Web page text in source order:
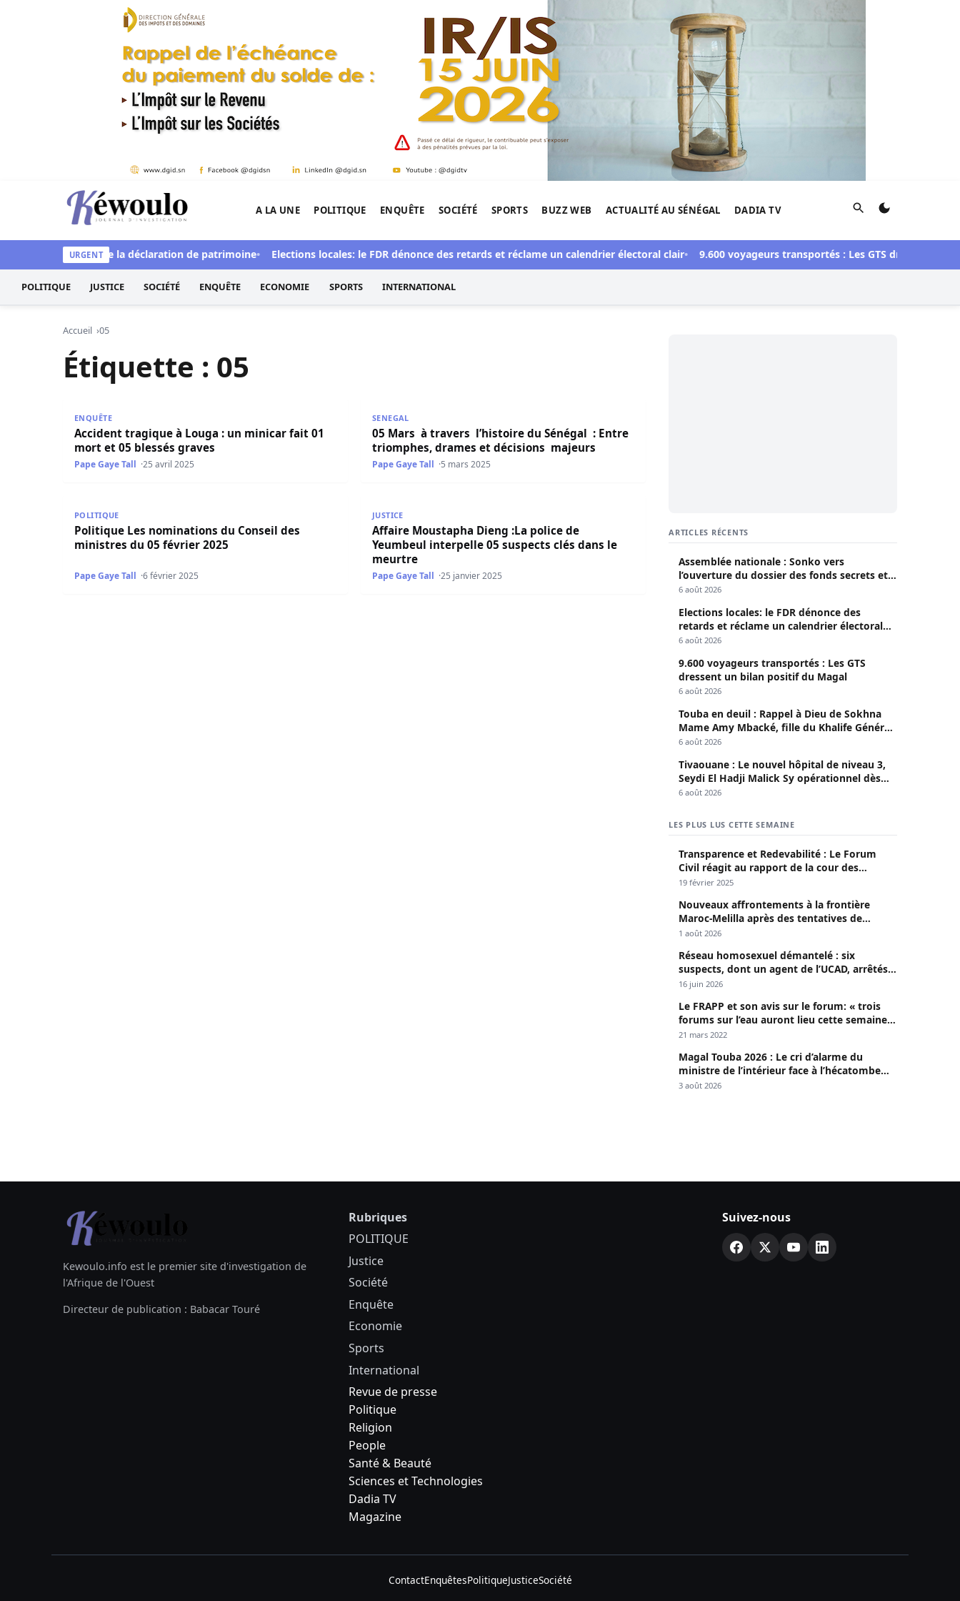
Aller au contenu
Kéwoulo, le premier site d'information et d'investigation de l'Afrique.
A LA UNE POLITIQUE ENQUÊTE SOCIÉTÉ SPORTS BUZZ WEB ACTUALITÉ AU SÉNÉGAL DADIA TV Rechercher
URGENT
secrets et de la déclaration de patrimoine Elections locales: le FDR dénonce des retards et réclame un calendrier électoral clair 9.600 voyageurs transportés : Les GTS dressent un
POLITIQUE JUSTICE SOCIÉTÉ ENQUÊTE ECONOMIE SPORTS INTERNATIONAL
Accueil 05
Étiquette : 05
ENQUÊTE
Accident tragique à Louga : un minicar fait 01
mort et 05 blessés graves
Pape Gaye Tall 25 avril 2025
SENEGAL
05 Mars à travers l’histoire du Sénégal : Entre
triomphes, drames et décisions majeurs
Pape Gaye Tall 5 mars 2025
POLITIQUE
Politique Les nominations du Conseil des
ministres du 05 février 2025
Pape Gaye Tall 6 février 2025
JUSTICE
Affaire Moustapha Dieng :La police de
Yeumbeul interpelle 05 suspects clés dans le
meurtre
Pape Gaye Tall 25 janvier 2025
ARTICLES RÉCENTS
Assemblée nationale : Sonko vers
l’ouverture du dossier des fonds secrets et
de la déclaration de patrimoine
6 août 2026
Elections locales: le FDR dénonce des
retards et réclame un calendrier électoral
clair
6 août 2026
9.600 voyageurs transportés : Les GTS
dressent un bilan positif du Magal
6 août 2026
Touba en deuil : Rappel à Dieu de Sokhna
Mame Amy Mbacké, fille du Khalife Général
des Mourides
6 août 2026
Tivaouane : Le nouvel hôpital de niveau 3,
Seydi El Hadji Malick Sy opérationnel dès
lundi
6 août 2026
LES PLUS LUS CETTE SEMAINE
Transparence et Redevabilité : Le Forum
Civil réagit au rapport de la cour des
comptes
19 février 2025
Nouveaux affrontements à la frontière
Maroc-Melilla après des tentatives de
passage
1 août 2026
Réseau homosexuel démantelé : six
suspects, dont un agent de l’UCAD, arrêtés à
Keur Massar ; l’un avoue avoir propagé le
16 juin 2026
Le FRAPP et son avis sur le forum: « trois
forums sur l’eau auront lieu cette semaine à
Dakar »
21 mars 2022
Magal Touba 2026 : Le cri d’alarme du
ministre de l’intérieur face à l’hécatombe
routière
3 août 2026
Kewoulo.info est le premier site d'investigation de
l'Afrique de l'Ouest
Directeur de publication : Babacar Touré
Rubriques
POLITIQUE
Justice
Société
Enquête
Economie
Sports
International
Revue de presse
Politique
Religion
People
Santé & Beauté
Sciences et Technologies
Dadia TV
Magazine
Suivez-nous
ContactEnquêtesPolitiqueJusticeSociété